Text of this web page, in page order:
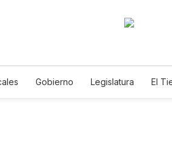
Gobierno Legislatura El